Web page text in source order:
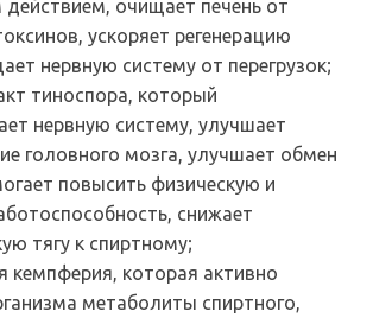
очищает печень от
ускоряет регенерацию
нервную систему от перегрузок;
тиноспора, который
нервную систему, улучшает
головного мозга, улучшает обмен
повысить физическую и
снижает
тягу к спиртному;
кемпферия, которая активно
метаболиты спиртного,